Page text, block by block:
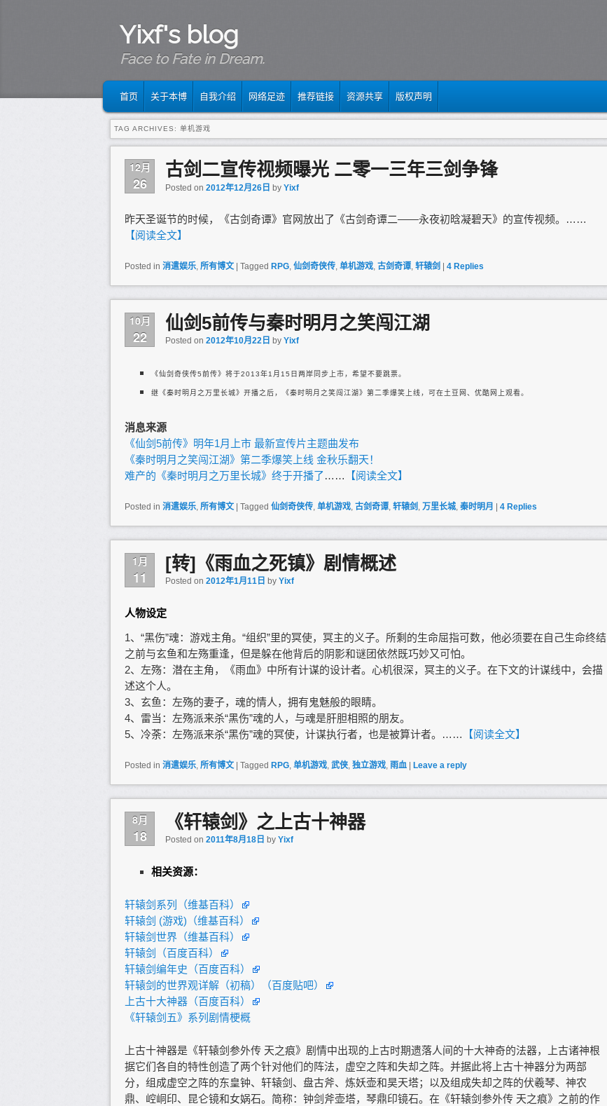
Yixf's blog
Face to Fate in Dream.
MAIN MENU
SKIP TO PRIMARY CONTENT
SKIP TO SECONDARY CONTENT
首页 关于本博 自我介绍 网络足迹 推荐链接 资源共享 版权声明
TAG ARCHIVES: 单机游戏
12月
26
古剑二宣传视频曝光 二零一三年三剑争锋
Posted on 2012年12月26日 by Yixf
昨天圣诞节的时候，《古剑奇谭》官网放出了《古剑奇谭二——永夜初晗凝碧天》的宣传视频。……
【阅读全文】
Posted in 消遣娱乐, 所有博文 Tagged RPG, 仙剑奇侠传, 单机游戏, 古剑奇谭, 轩辕剑 4 Replies
10月
22
仙剑5前传与秦时明月之笑闯江湖
Posted on 2012年10月22日 by Yixf
《仙剑奇侠传5前传》将于2013年1月15日两岸同步上市，希望不要跳票。
继《秦时明月之万里长城》开播之后，《秦时明月之笑闯江湖》第二季爆笑上线，可在土豆网、优酷网上观看。
消息来源
《仙剑5前传》明年1月上市 最新宣传片主题曲发布
《秦时明月之笑闯江湖》第二季爆笑上线 金秋乐翻天！
难产的《秦时明月之万里长城》终于开播了 …… 【阅读全文】
Posted in 消遣娱乐, 所有博文 Tagged 仙剑奇侠传, 单机游戏, 古剑奇谭, 轩辕剑, 万里长城, 秦时明月 4 Replies
1月
11
[转]《雨血之死镇》剧情概述
Posted on 2012年1月11日 by Yixf
人物设定
1、“黑伤”魂：游戏主角。“组织”里的冥使，冥主的义子。所剩的生命屈指可数，他必须要在自己生命终结
之前与玄鱼和左殇重逢，但是躲在他背后的阴影和谜团依然既巧妙又可怕。
2、左殇：潜在主角，《雨血》中所有计谋的设计者。心机很深，冥主的义子。在下文的计谋线中，会描
述这个人。
3、玄鱼：左殇的妻子，魂的情人，拥有鬼魅般的眼睛。
4、雷当：左殇派来杀“黑伤”魂的人，与魂是肝胆相照的朋友。
5、冷荼：左殇派来杀“黑伤”魂的冥使，计谋执行者，也是被算计者。……
【阅读全文】
Posted in 消遣娱乐, 所有博文 Tagged RPG, 单机游戏, 武侠, 独立游戏, 雨血 Leave a reply
8月
18
《轩辕剑》之上古十神器
Posted on 2011年8月18日 by Yixf
相关资源：
轩辕剑系列（维基百科）
轩辕剑 (游戏)（维基百科）
轩辕剑世界（维基百科）
轩辕剑（百度百科）
轩辕剑编年史（百度百科）
轩辕剑的世界观详解（初稿）（百度贴吧）
上古十大神器（百度百科）
《轩辕剑五》系列剧情梗概
上古十神器是《轩辕剑参外传 天之痕》剧情中出现的上古时期遗落人间的十大神奇的法器，上古诸神根
据它们各自的特性创造了两个针对他们的阵法，虚空之阵和失却之阵。并据此将上古十神器分为两部
分，组成虚空之阵的东皇钟、轩辕剑、盘古斧、炼妖壶和昊天塔；以及组成失却之阵的伏羲琴、神农
鼎、崆峒印、昆仑镜和女娲石。简称：钟剑斧壶塔，琴鼎印镜石。在《轩辕剑参外传 天之痕》之前的作